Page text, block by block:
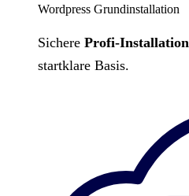
Wordpress Grundinstallation
Sichere Profi-Installation
startklare Basis.